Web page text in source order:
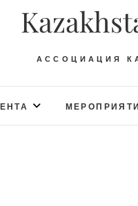
АССОЦИАЦИЯ